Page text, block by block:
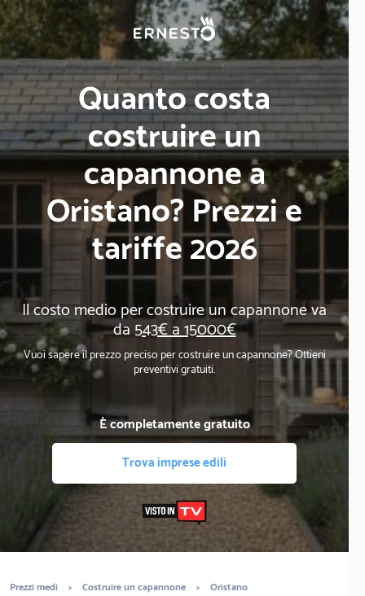
Quanto costa
costruire un
capannone a
Oristano? Prezzi e
tariffe 2026
Il costo medio per costruire un capannone va
da543€ a 15000€
Vuoi sapere il prezzo preciso per costruire un capannone? Ottieni
preventivi gratuiti.
È completamente gratuito
Trova imprese edili
Prezzi medi > Costruire un capannone > Oristano